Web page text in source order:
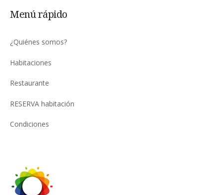
Menú rápido
¿Quiénes somos?
Habitaciones
Restaurante
RESERVA habitación
Condiciones